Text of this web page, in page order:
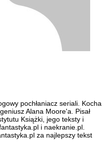
pochłaniacz seriali. Kocha
Alana Moore'a. Pisał
Książki, jego teksty i
i naekranie.pl.
za najlepszy tekst